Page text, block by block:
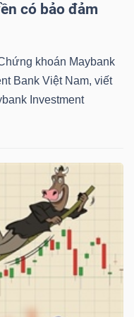
có bảo đảm
khoán Maybank
Bank Việt Nam, viết
Investment